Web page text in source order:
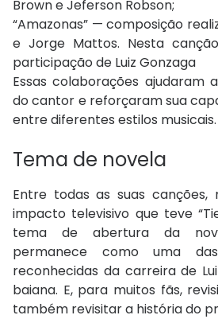
Brown e Jeferson Robson;
“Amazonas” — composição
e Jorge Mattos. Nesta
participação de Luiz Gonzaga
Essas colaborações ajudaram
do cantor e reforçaram sua
entre diferentes estilos musicais.
Tema de novela
Entre todas as suas canções,
impacto televisivo que teve
tema de abertura da
permanece como uma
reconhecidas da carreira de
baiana. E, para muitos fãs,
também revisitar a história do